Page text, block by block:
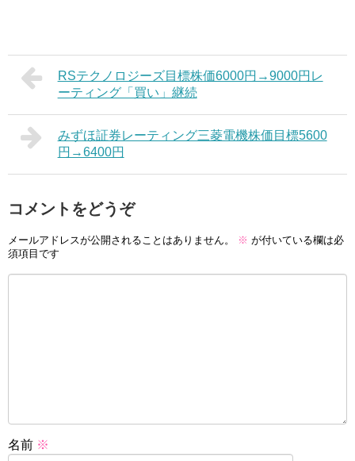
RSテクノロジーズ目標株価6000円→9000円レ
ーティング「買い」継続
みずほ証券レーティング三菱電機株価目標5600
円→6400円
コメントをどうぞ
メールアドレスが公開されることはありません。 ※ が付いている欄は必
須項目です
名前 ※